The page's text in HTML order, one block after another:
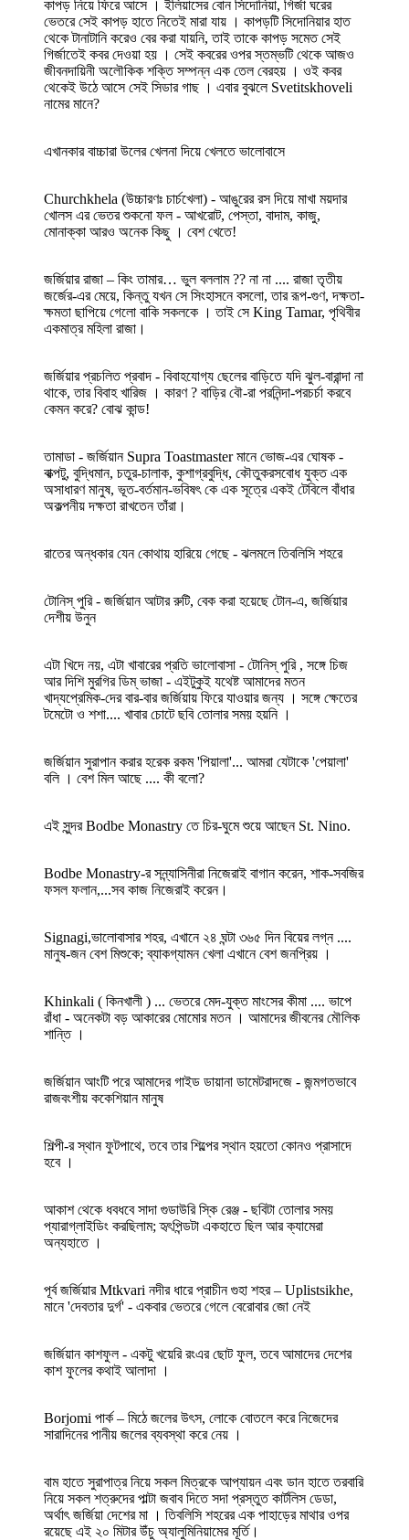
কাপড় নিয়ে ফিরে আসে । ইলিয়াসের বোন সিদোনিয়া, গির্জা ঘরের
ভেতরে সেই কাপড় হাতে নিতেই মারা যায় । কাপড়টি সিদোনিয়ার হাত
থেকে টানাটানি করেও বের করা যায়নি, তাই তাকে কাপড় সমেত সেই
গির্জাতেই কবর দেওয়া হয় । সেই কবরের ওপর স্তম্ভটি থেকে আজও
জীবনদায়িনী অলৌকিক শক্তি সম্পন্ন এক তেল বেরহয় । ওই কবর
থেকেই উঠে আসে সেই সিডার গাছ । এবার বুঝলে Svetitskhoveli
নামের মানে?
এখানকার বাচ্চারা উলের খেলনা দিয়ে খেলতে ভালোবাসে
Churchkhela (উচ্চারণঃ চার্চখেলা) - আঙুরের রস দিয়ে মাখা ময়দার
খোলস এর ভেতর শুকনো ফল - আখরোট, পেস্তা, বাদাম, কাজু,
মোনাক্কা আরও অনেক কিছু । বেশ খেতে!
জর্জিয়ার রাজা – কিং তামার… ভুল বললাম ?? না না .... রাজা তৃতীয়
জর্জের-এর মেয়ে, কিন্তু যখন সে সিংহাসনে বসলো, তার রূপ-গুণ, দক্ষতা-
ক্ষমতা ছাপিয়ে গেলো বাকি সকলকে । তাই সে King Tamar, পৃথিবীর
একমাত্র মহিলা রাজা।
জর্জিয়ার প্রচলিত প্রবাদ - বিবাহযোগ্য ছেলের বাড়িতে যদি ঝুল-বারান্দা না
থাকে, তার বিবাহ খারিজ । কারণ ? বাড়ির বৌ-রা পরনিন্দা-পরচর্চা করবে
কেমন করে? বোঝ কান্ড!
তামাডা - জর্জিয়ান Supra Toastmaster মানে ভোজ-এর ঘোষক -
বাক্পটু, বুদ্ধিমান, চতুর-চালাক, কুশাগ্রবুদ্ধি, কৌতুকরসবোধ যুক্ত এক
অসাধারণ মানুষ, ভূত-বর্তমান-ভবিষৎ কে এক সূত্রে একই টেবিলে বাঁধার
অকল্পনীয় দক্ষতা রাখতেন তাঁরা।
রাতের অন্ধকার যেন কোথায় হারিয়ে গেছে - ঝলমলে তিবলিসি শহরে
টোনিস্ পুরি - জর্জিয়ান আটার রুটি, বেক করা হয়েছে টোন-এ, জর্জিয়ার
দেশীয় উনুন
এটা খিদে নয়, এটা খাবারের প্রতি ভালোবাসা - টোনিস্ পুরি , সঙ্গে চিজ
আর দিশি মুরগির ডিম্ ভাজা - এইটুকুই যথেষ্ট আমাদের মতন
খাদ্যপ্রেমিক-দের বার-বার জর্জিয়ায় ফিরে যাওয়ার জন্য । সঙ্গে ক্ষেতের
টমেটো ও শশা.... খাবার চোটে ছবি তোলার সময় হয়নি ।
জর্জিয়ান সুরাপান করার হরেক রকম 'পিয়ালা'... আমরা যেটাকে 'পেয়ালা'
বলি । বেশ মিল আছে .... কী বলো?
এই সুন্দর Bodbe Monastry তে চির-ঘুমে শুয়ে আছেন St. Nino.
Bodbe Monastry-র সন্ন্যাসিনীরা নিজেরাই বাগান করেন, শাক-সবজির
ফসল ফলান,...সব কাজ নিজেরাই করেন।
Signagi,ভালোবাসার শহর, এখানে ২৪ ঘন্টা ৩৬৫ দিন বিয়ের লগ্ন ....
মানুষ-জন বেশ মিশুকে; ব্যাকগ্যামন খেলা এখানে বেশ জনপ্রিয় ।
Khinkali ( কিনখালী ) ... ভেতরে মেদ-যুক্ত মাংসের কীমা .... ভাপে
রাঁধা - অনেকটা বড় আকারের মোমোর মতন । আমাদের জীবনের মৌলিক
শান্তি ।
জর্জিয়ান আংটি পরে আমাদের গাইড ডায়ানা ডামেটরাদজে - জন্মগতভাবে
রাজবংশীয় ককেশিয়ান মানুষ
শিল্পী-র স্থান ফুটপাথে, তবে তার শিল্পের স্থান হয়তো কোনও প্রাসাদে
হবে ।
আকাশ থেকে ধবধবে সাদা গুডাউরি স্কি রেঞ্জ - ছবিটা তোলার সময়
প্যারাগ্লাইডিং করছিলাম; হৃৎপিন্ডটা একহাতে ছিল আর ক্যামেরা
অন্যহাতে ।
পূর্ব জর্জিয়ার Mtkvari নদীর ধারে প্রাচীন গুহা শহর – Uplistsikhe,
মানে 'দেবতার দুর্গ' - একবার ভেতরে গেলে বেরোবার জো নেই
জর্জিয়ান কাশফুল - একটু খয়েরি রংএর ছোট ফুল, তবে আমাদের দেশের
কাশ ফুলের কথাই আলাদা ।
Borjomi পার্ক – মিঠে জলের উৎস, লোকে বোতলে করে নিজেদের
সারাদিনের পানীয় জলের ব্যবস্থা করে নেয় ।
বাম হাতে সুরাপাত্র নিয়ে সকল মিত্রকে আপ্যায়ন এবং ডান হাতে তরবারি
নিয়ে সকল শত্রুদের পাল্টা জবাব দিতে সদা প্রস্তুত কার্টলিস ডেডা,
অর্থাৎ জর্জিয়া দেশের মা । তিবলিসি শহরের এক পাহাড়ের মাথার ওপর
রয়েছে এই ২০ মিটার উঁচু অ্যালুমিনিয়ামের মূর্তি।